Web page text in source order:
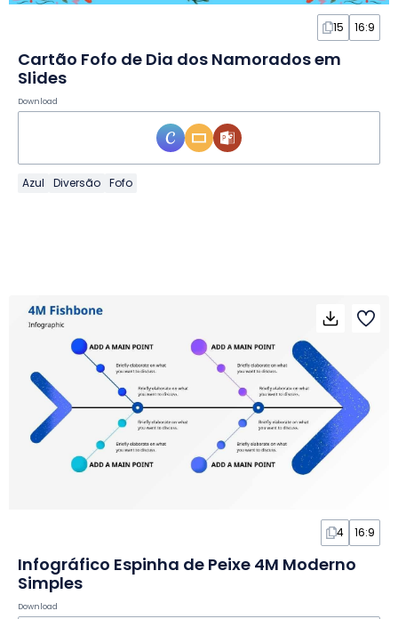
15 16:9
Cartão Fofo de Dia dos Namorados em
Slides
Download
Azul Diversão Fofo
4 16:9
Infográfico Espinha de Peixe 4M Moderno
Simples
Download